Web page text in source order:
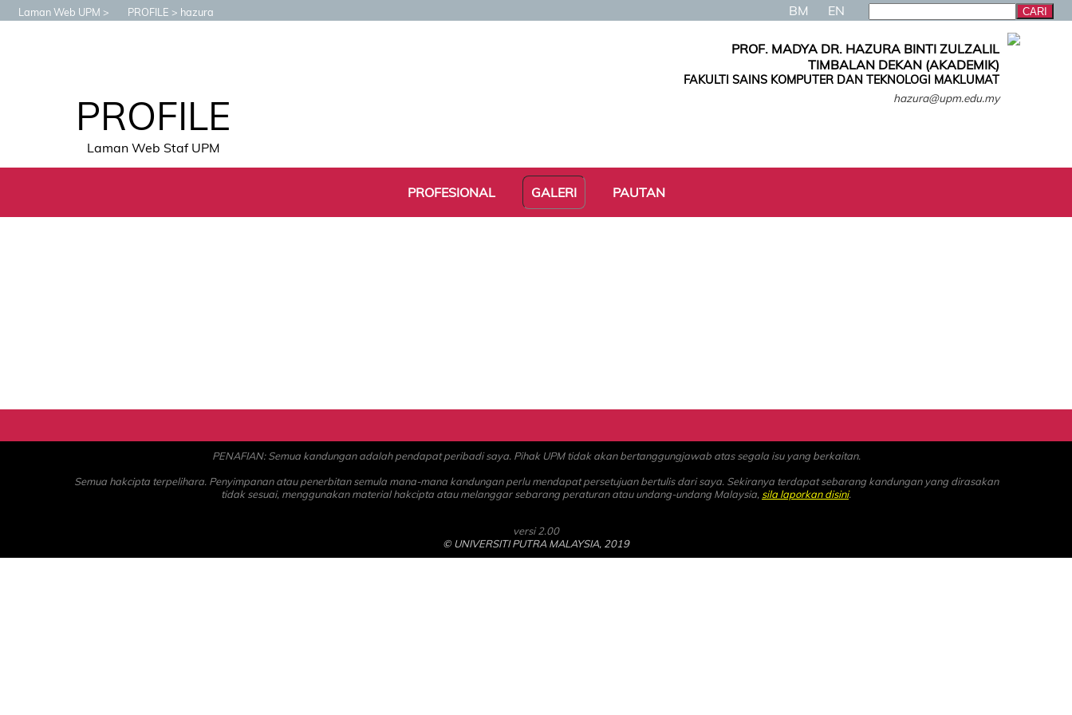
Laman Web UPM PROFILE hazura BM EN
PROFILE
Laman Web Staf UPM
PROF. MADYA DR. HAZURA BINTI ZULZALIL
TIMBALAN DEKAN (AKADEMIK)
FAKULTI SAINS KOMPUTER DAN TEKNOLOGI MAKLUMAT
hazura@upm.edu.my
PROFESIONAL GALERI PAUTAN
PENAFIAN: Semua kandungan adalah pendapat peribadi saya. Pihak UPM tidak akan bertanggungjawab atas segala isu yang berkaitan.
Semua hakcipta terpelihara. Penyimpanan atau penerbitan semula mana-mana kandungan perlu mendapat persetujuan bertulis dari saya. Sekiranya terdapat sebarang kandungan yang dirasakan
tidak sesuai, menggunakan material hakcipta atau melanggar sebarang peraturan atau undang-undang Malaysia, sila laporkan disini.
versi 2.00
© UNIVERSITI PUTRA MALAYSIA, 2019